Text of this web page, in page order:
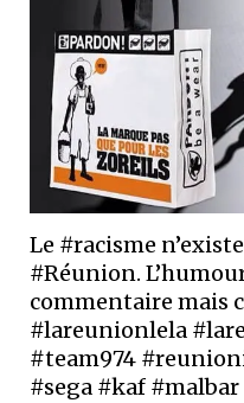
Le #racisme
#Réunion.
commentaire mais
#lareunionlela
#team974
#sega #kaf